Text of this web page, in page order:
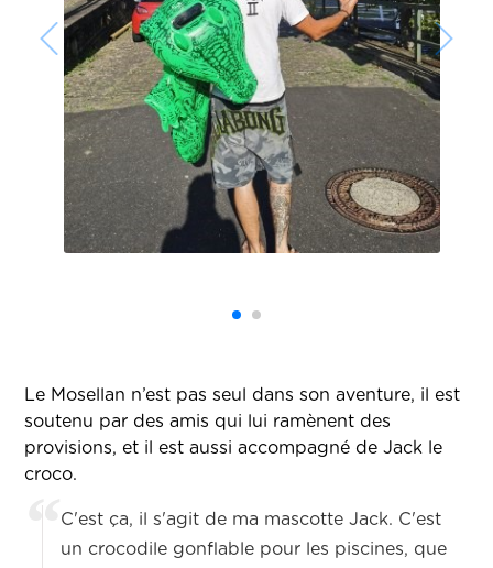
Le Mosellan n’est pas seul dans son aventure, il est
soutenu par des amis qui lui ramènent des
provisions, et il est aussi accompagné de Jack le
croco.
C'est ça, il s'agit de ma mascotte Jack. C'est
un crocodile gonflable pour les piscines, que